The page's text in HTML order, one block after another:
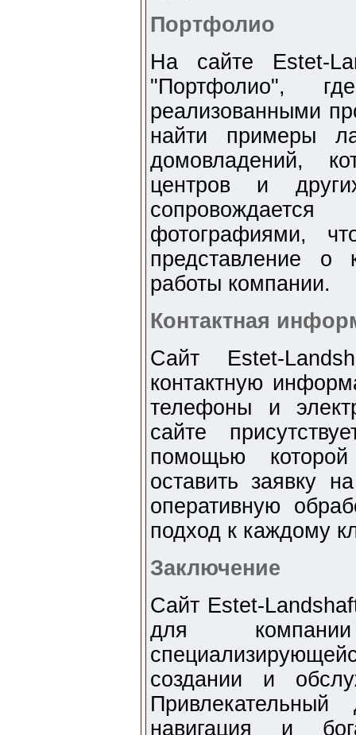
Портфолио
На сайте Estet-
"Портфолио",
реализованными
найти примеры
домовладений,
центров и
фотографиями,
представление о
работы компании.
Контактная
Сайт Estet-
контактную
телефоны и
сайте
помощью
оставить заявку
оперативную
подход к каждому
Заключение
Сайт Estet-
для
создании и
Привлекательный
навигация и